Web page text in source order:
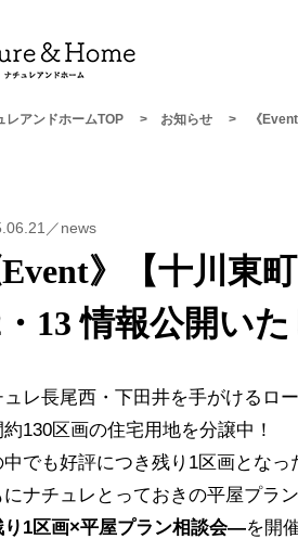
レアンドホームTOP お知らせ 《
／news
Event》【十川東
13 情報公開い
ュレ長尾西・下田井を手がけるロ
130区画の住宅用地を分譲中！
中でも好評につき残り1区画となっ
にナチュレとっておきの平屋プラ
1区画×平屋プラン相談会―を開